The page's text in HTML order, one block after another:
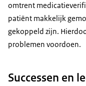
omtrent
patiënt makkelijk
gekoppeld zijn.
problemen voordoen.
Successen en